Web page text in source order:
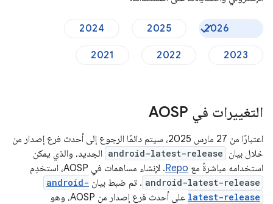
2026
2025
2024
2023
2022
2021
التغييرات في AOSP
اعتبارًا من 27 مارس 2025، سيتم دائمًا الرجوع إلى أحدث فرع إصدار من
خلال بيان android-latest-release الجديد، والذي يمكن
استخدامه مباشرةً مع Repo. لإنشاء مساهمات في AOSP، استخدِم
android-latest-release . تم ضبط بيان android-
latest-release على أحدث فرع إصدار من AOSP، وهو